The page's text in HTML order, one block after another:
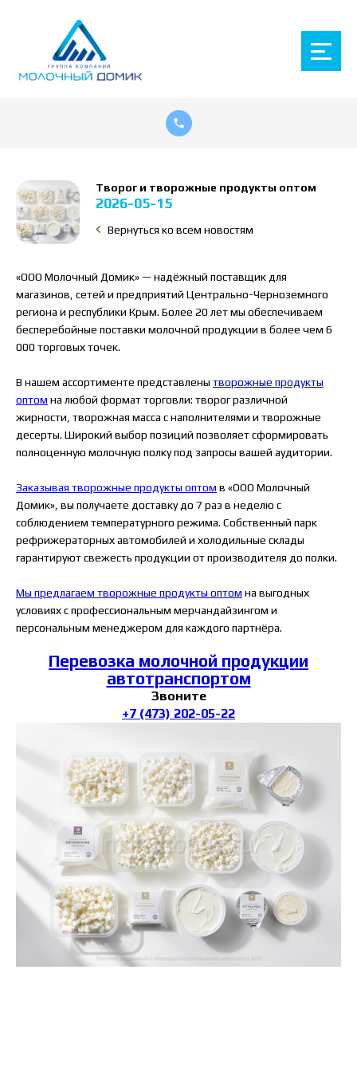
Творог и творожные продукты оптом
2026-05-15
Вернуться ко всем новостям
«ООО Молочный Домик» — надёжный поставщик для
магазинов, сетей и предприятий Центрально-Черноземного
региона и республики Крым. Более 20 лет мы обеспечиваем
бесперебойные поставки молочной продукции в более чем 6
000 торговых точек.
В нашем ассортименте представлены творожные продукты
оптом на любой формат торговли: творог различной
жирности, творожная масса с наполнителями и творожные
десерты. Широкий выбор позиций позволяет сформировать
полноценную молочную полку под запросы вашей аудитории.
Заказывая творожные продукты оптом в «ООО Молочный
Домик», вы получаете доставку до 7 раз в неделю с
соблюдением температурного режима. Собственный парк
рефрижераторных автомобилей и холодильные склады
гарантируют свежесть продукции от производителя до полки.
Мы предлагаем творожные продукты оптом на выгодных
условиях с профессиональным мерчандайзингом и
персональным менеджером для каждого партнёра.
Перевозка молочной продукции
автотранспортом
Звоните
+7 (473) 202-05-22